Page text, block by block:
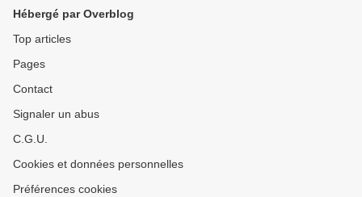
Hébergé par Overblog
Top articles
Pages
Contact
Signaler un abus
C.G.U.
Cookies et données personnelles
Préférences cookies